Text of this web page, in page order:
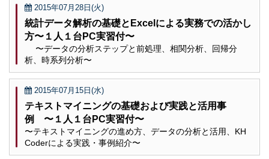
2015年07月28日(火)
統計データ解析の基礎とExcelによる実務での活かし
方〜１人１台PC実習付〜
〜データの分析ステップと前処理、相関分析、回帰分
析、時系列分析〜
2015年07月15日(水)
テキストマイニングの基礎および実践と活用事
例 〜１人１台PC実習付〜
〜テキストマイニングの進め方、データの分析と活用、KH
Coderによる実践・事例紹介〜